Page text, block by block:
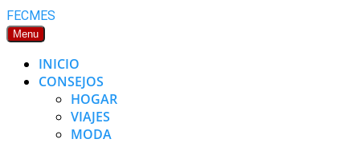
Skip
to
FECMES
Menu
INICIO
CONSEJOS
HOGAR
VIAJES
MODA